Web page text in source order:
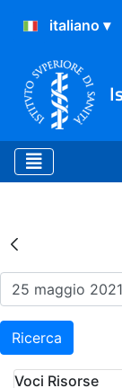
Ricerca
Voci Risorse